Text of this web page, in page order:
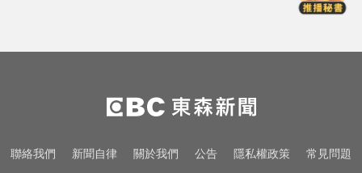
侵中部西南空域
亞運／鐵人好手江典祐期待亞運 用
動漫名言激勵自己
快訊／欣陸（3703）宣布：今天下
聯絡我們 新聞自律 關於我們 公告 隱私權政策 常見問題